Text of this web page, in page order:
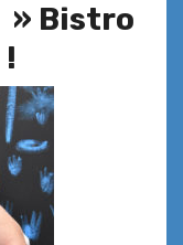
» Bistro
!